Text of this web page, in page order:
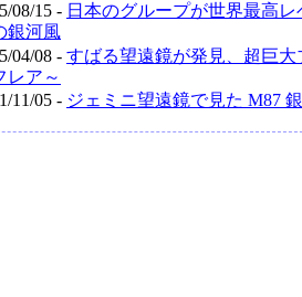
08/15 - 日本のグループが世界最高
銀河風
04/08 - すばる望遠鏡が発見、超巨
レア～
11/05 - ジェミニ望遠鏡で見た M87